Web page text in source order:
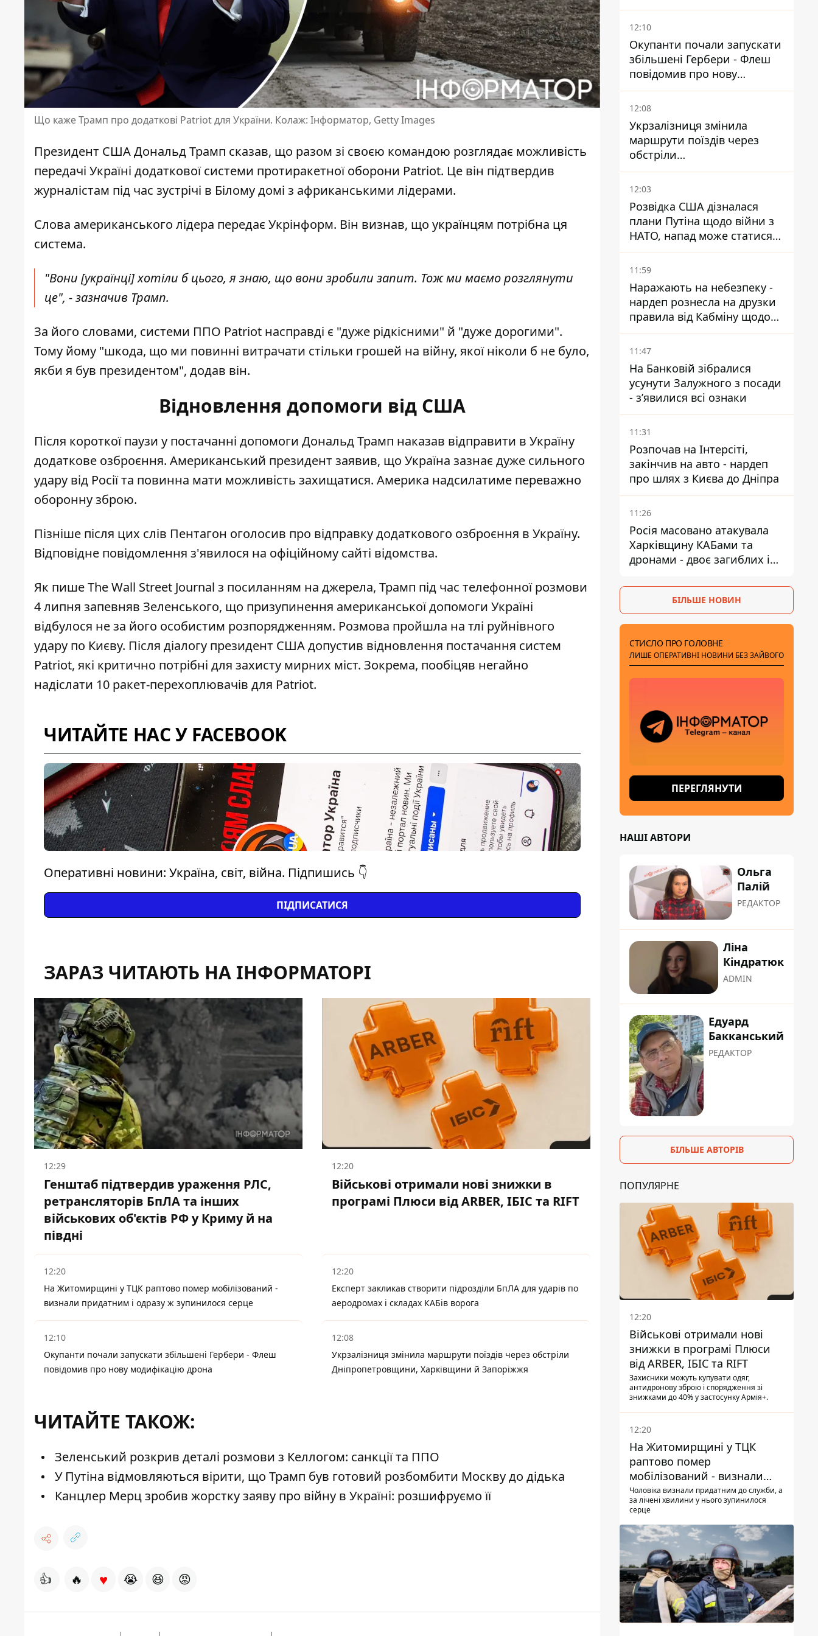
Що каже Трамп про додаткові Patriot для України. Колаж: Інформатор, Getty Images
Президент США Дональд Трамп сказав, що разом зі своєю командою розглядає можливість
передачі Україні додаткової системи протиракетної оборони Patriot. Це він підтвердив
журналістам під час зустрічі в Білому домі з африканськими лідерами.
Слова американського лідера передає Укрінформ. Він визнав, що українцям потрібна ця
система.
"Вони [українці] хотіли б цього, я знаю, що вони зробили запит. Тож ми маємо розглянути
це", - зазначив Трамп.
За його словами, системи ППО Patriot насправді є "дуже рідкісними" й "дуже дорогими".
Тому йому "шкода, що ми повинні витрачати стільки грошей на війну, якої ніколи б не було,
якби я був президентом", додав він.
Відновлення допомоги від США
Після короткоїпаузи у постачанні допомоги Дональд Трамп наказав відправити в Україну
додаткове озброєння. Американський президент заявив, що Україна зазнає дуже сильного
удару від Росії та повинна мати можливість захищатися. Америка надсилатиме переважно
оборонну зброю.
Пізніше після цих слів Пентагон оголосив про відправку додаткового озброєння в Україну.
Відповідне повідомлення з'явилося на офіційному сайті відомства.
Як пише The Wall Street Journal з посиланням на джерела, Трамп під час телефонної розмови
4 липня запевняв Зеленського, що призупинення американської допомоги Україні
відбулося не за його особистим розпорядженням. Розмова пройшла на тлі руйнівного
удару по Києву. Після діалогу президент США допустив відновлення постачання систем
Patriot, які критично потрібні для захисту мирних міст. Зокрема, пообіцяв негайно
надіслати 10 ракет-перехоплювачів для Patriot.
ЧИТАЙТЕ НАС У FACEBOOK
Оперативні новини: Україна, світ, війна. Підпишись 👇
ПІДПИСАТИСЯ
ЗАРАЗ ЧИТАЮТЬ НА ІНФОРМАТОРІ
12:29
Генштаб підтвердив ураження РЛС,
ретрансляторів БпЛА та інших
військових об'єктів РФ у Криму й на
півдні
12:20
Військові отримали нові знижки в
програмі Плюси від ARBER, ІБІС та RIFT
12:20
На Житомирщині у ТЦК раптово помер мобілізований -
визнали придатним і одразу ж зупинилося серце
12:20
Експерт закликав створити підрозділи БпЛА для ударів по
аеродромах і складах КАБів ворога
12:10
Окупанти почали запускати збільшені Гербери - Флеш
повідомив про нову модифікацію дрона
12:08
Укрзалізниця змінила маршрути поїздів через обстріли
Дніпропетровщини, Харківщини й Запоріжжя
ЧИТАЙТЕ ТАКОЖ:
Зеленський розкрив деталі розмови з Келлогом: санкції та ППО
У Путіна відмовляються вірити, що Трамп був готовий розбомбити Москву до дідька
Канцлер Мерц зробив жорстку заяву про війну в Україні: розшифруємо її
👍 🔥 ♥ 😭 😆 😡
КАБів ворога
12:10
Окупанти почали запускати
збільшені Гербери - Флеш
повідомив про нову
модифікацію дрона
12:08
Укрзалізниця змінила
маршрути поїздів через
обстріли
Дніпропетровщини,
Харківщини й Запоріжжя
12:03
Розвідка США дізналася
плани Путіна щодо війни з
НАТО, напад може статися
восени – у WSJ розкрили
деталі
11:59
Наражають на небезпеку -
нардеп рознесла на друзки
правила від Кабміну щодо
зберігання пального
11:47
На Банковій зібралися
усунути Залужного з посади
- зʼявилися всі ознаки
11:31
Розпочав на Інтерсіті,
закінчив на авто - нардеп
про шлях з Києва до Дніпра
11:26
Росія масовано атакувала
Харківщину КАБами та
дронами - двоє загиблих і
БІЛЬШЕ НОВИН
СТИСЛО ПРО ГОЛОВНЕ
ЛИШЕ ОПЕРАТИВНІ НОВИНИ БЕЗ ЗАЙВОГО
ПЕРЕГЛЯНУТИ
НАШІ АВТОРИ
Ольга
Палій
РЕДАКТОР
Ліна
Кіндратюк
ADMIN
Едуард
Бакканський
РЕДАКТОР
БІЛЬШЕ АВТОРІВ
ПОПУЛЯРНЕ
12:20
Військові отримали нові
знижки в програмі Плюси
від ARBER, ІБІС та RIFT
Захисники можуть купувати одяг,
антидронову зброю і спорядження зі
знижками до 40% у застосунку Армія+.
12:20
На Житомирщині у ТЦК
раптово помер
мобілізований - визнали
придатним і одразу ж
зупинилося серце
Чоловіка визнали придатним до служби, а
за лічені хвилини у нього зупинилося
серце